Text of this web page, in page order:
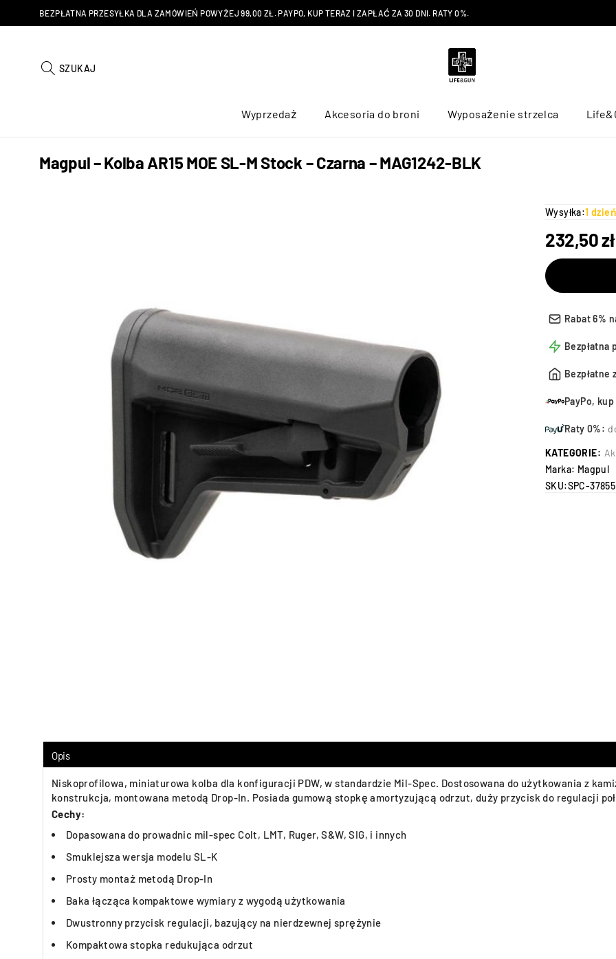
BEZPŁATNA PRZESYŁKA DLA ZAMÓWIEŃ POWYŻEJ 99,00 ZŁ. PAYPO, KUP TERAZ I ZAPŁAĆ ZA 30 DNI. RATY 0%.
SZUKAJ
Wyprzedaż Akcesoria do broni Wyposażenie strzelca
Magpul – Kolba AR15 MOE SL-M Stock – Czarna – MAG1242-BLK
Wysyłka:1
232,50zł
Rabat 6%
Bezpłatna
Bezpłatne
PayPo,
Raty 0%:
KATEGORIE:
Marka: Magpul
SKU:SPC-37855
Opis
Niskoprofilowa, miniaturowa kolba dla konfiguracji PDW, w standardzie Mil-Spec. Dostosowana do użytkowania z
konstrukcja, montowana metodą Drop-In. Posiada gumową stopkę amortyzującą odrzut, duży przycisk do regulacji
Cechy:
Dopasowana do prowadnic mil-spec Colt, LMT, Ruger, S&W, SIG, i innych
Smuklejsza wersja modelu SL-K
Prosty montaż metodą Drop-In
Baka łącząca kompaktowe wymiary z wygodą użytkowania
Dwustronny przycisk regulacji, bazujący na nierdzewnej sprężynie
Kompaktowa stopka redukująca odrzut